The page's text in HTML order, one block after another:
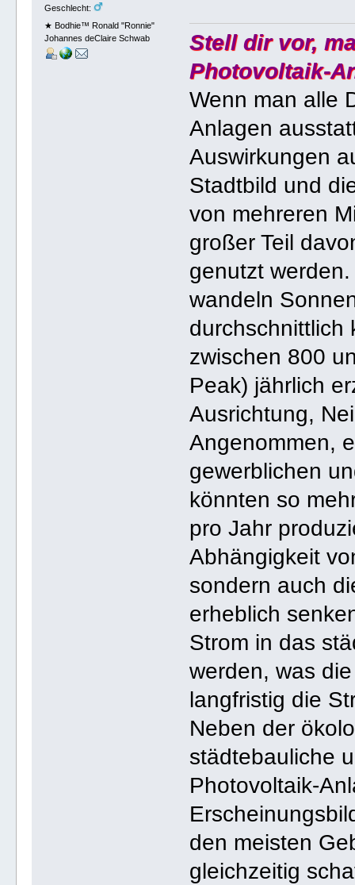
Geschlecht:
★ Bodhie™ Ronald "Ronnie"
Johannes deClaire Schwab
Stell dir vor,
Photovoltaik-
Wenn man alle
Anlagen
Auswirkungen
Stadtbild und
von mehreren
großer Teil
genutzt
wandeln
durchschnittlich
zwischen 800
Peak) jährlich
Ausrichtung,
Angenommen,
gewerblichen
könnten so
pro Jahr
Abhängigkeit
sondern auch
erheblich
Strom in das
werden, was
langfristig die
Neben der
städtebauliche
Photovoltaik-
den meisten
gleichzeitig